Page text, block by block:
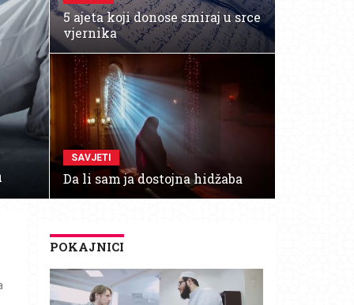
5 ajeta koji donose smiraj u srce
vjernika
SAVJETI
Da li sam ja dostojna hidžaba
POKAJNICI